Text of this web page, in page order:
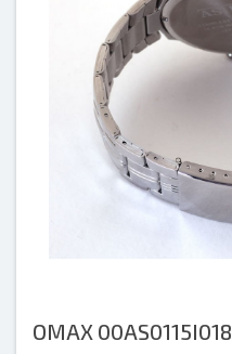
OMAX 00AS0115I018